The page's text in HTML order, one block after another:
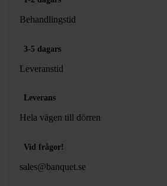
Behandlingstid
3-5 dagars
Leveranstid
Leverans
Hela vägen till dörren
Vid frågor!
sales@banquet.se